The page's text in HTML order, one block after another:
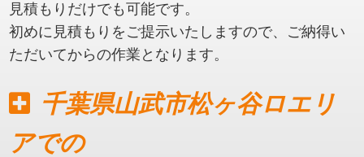
見積もりだけでも可能です。
初めに見積もりをご提示いたしますので、ご納得い
ただいてからの作業となります。
千葉県山武市松ヶ谷ロエリ
アでの